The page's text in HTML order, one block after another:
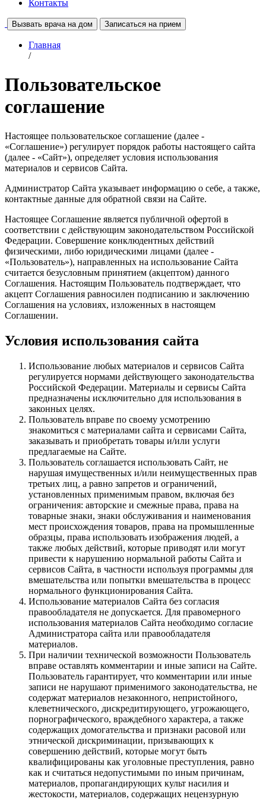
Контакты
Вызвать врача на дом Записаться на прием
Главная
/
Пользовательское
соглашение
Настоящее пользовательское соглашение (далее -
«Соглашение») регулирует порядок работы настоящего сайта
(далее - «Сайт»), определяет условия использования
материалов и сервисов Сайта.
Администратор Сайта указывает информацию о себе, а также,
контактные данные для обратной связи на Сайте.
Настоящее Соглашение является публичной офертой в
соответствии с действующим законодательством Российской
Федерации. Совершение конклюдентных действий
физическими, либо юридическими лицами (далее -
«Пользователь»), направленных на использование Сайта
считается безусловным принятием (акцептом) данного
Соглашения. Настоящим Пользователь подтверждает, что
акцепт Соглашения равносилен подписанию и заключению
Соглашения на условиях, изложенных в настоящем
Соглашении.
Условия использования сайта
Использование любых материалов и сервисов Сайта
регулируется нормами действующего законодательства
Российской Федерации. Материалы и сервисы Сайта
предназначены исключительно для использования в
законных целях.
Пользователь вправе по своему усмотрению
знакомиться с материалами сайта и сервисами Сайта,
заказывать и приобретать товары и/или услуги
предлагаемые на Сайте.
Пользователь соглашается использовать Сайт, не
нарушая имущественных и/или неимущественных прав
третьих лиц, а равно запретов и ограничений,
установленных применимым правом, включая без
ограничения: авторские и смежные права, права на
товарные знаки, знаки обслуживания и наименования
мест происхождения товаров, права на промышленные
образцы, права использовать изображения людей, а
также любых действий, которые приводят или могут
привести к нарушению нормальной работы Сайта и
сервисов Сайта, в частности используя программы для
вмешательства или попытки вмешательства в процесс
нормального функционирования Сайта.
Использование материалов Сайта без согласия
правообладателя не допускается. Для правомерного
использования материалов Сайта необходимо согласие
Администратора сайта или правообладателя
материалов.
При наличии технической возможности Пользователь
вправе оставлять комментарии и иные записи на Сайте.
Пользователь гарантирует, что комментарии или иные
записи не нарушают применимого законодательства, не
содержат материалов незаконного, непристойного,
клеветнического, дискредитирующего, угрожающего,
порнографического, враждебного характера, а также
содержащих домогательства и признаки расовой или
этнической дискриминации, призывающих к
совершению действий, которые могут быть
квалифицированы как уголовные преступления, равно
как и считаться недопустимыми по иным причинам,
материалов, пропагандирующих культ насилия и
жестокости, материалов, содержащих нецензурную